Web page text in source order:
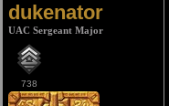
dukenator
UAC Sergeant Major
738